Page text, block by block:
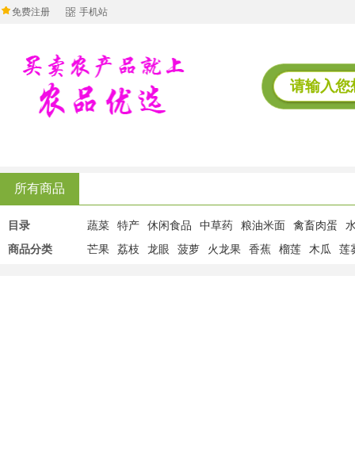
免费注册 手机站
所有商品
目录 蔬菜 特产 休闲食品 中草药 粮油米面 禽畜肉蛋
商品分类
芒果 荔枝 龙眼 菠萝 火龙果 香蕉 榴莲 木瓜 莲